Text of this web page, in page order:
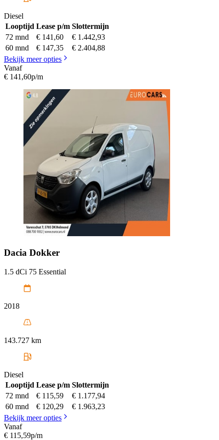
Diesel
Looptijd Lease p/m Slottermijn
72 mnd
€ 141,60
€ 1.442,93
60 mnd
€ 147,35
€ 2.404,88
Bekijk meer opties
Vanaf
€ 141,60p/m
Dacia Dokker
1.5 dCi 75 Essential
2018
143.727 km
Diesel
Looptijd Lease p/m Slottermijn
72 mnd
€ 115,59
€ 1.177,94
60 mnd
€ 120,29
€ 1.963,23
Bekijk meer opties
Vanaf
€ 115,59p/m